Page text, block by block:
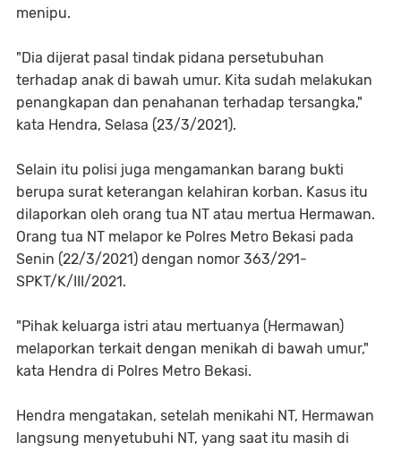
menipu.
"Dia dijerat pasal tindak pidana persetubuhan
terhadap anak di bawah umur. Kita sudah melakukan
penangkapan dan penahanan terhadap tersangka,"
kata Hendra, Selasa (23/3/2021).
Selain itu polisi juga mengamankan barang bukti
berupa surat keterangan kelahiran korban. Kasus itu
dilaporkan oleh orang tua NT atau mertua Hermawan.
Orang tua NT melapor ke Polres Metro Bekasi pada
Senin (22/3/2021) dengan nomor 363/291-
SPKT/K/III/2021.
"Pihak keluarga istri atau mertuanya (Hermawan)
melaporkan terkait dengan menikah di bawah umur,"
kata Hendra di Polres Metro Bekasi.
Hendra mengatakan, setelah menikahi NT, Hermawan
langsung menyetubuhi NT, yang saat itu masih di